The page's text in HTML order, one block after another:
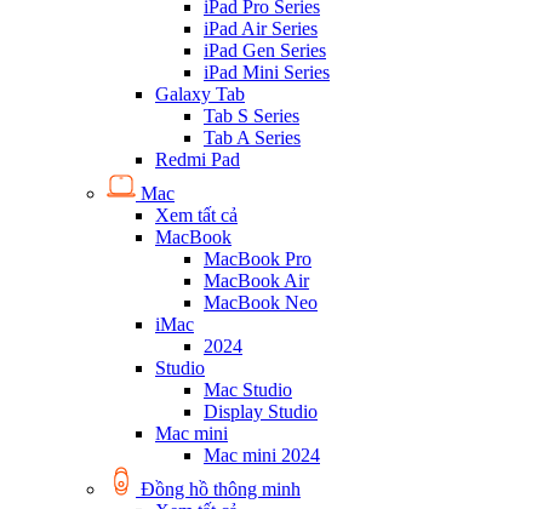
iPad Pro Series
iPad Air Series
iPad Gen Series
iPad Mini Series
Galaxy Tab
Tab S Series
Tab A Series
Redmi Pad
Mac
Xem tất cả
MacBook
MacBook Pro
MacBook Air
MacBook Neo
iMac
2024
Studio
Mac Studio
Display Studio
Mac mini
Mac mini 2024
Đồng hồ thông minh